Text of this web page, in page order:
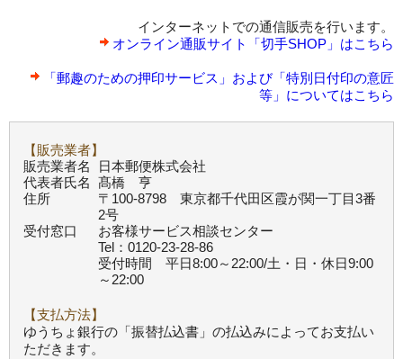
インターネットでの通信販売を行います。
オンライン通販サイト「切手SHOP」はこちら
「郵趣のための押印サービス」および「特別日付印の意匠
等」についてはこちら
【販売業者】
販売業者名
日本郵便株式会社
代表者氏名 髙橋 亨
住所
〒100-8798 東京都千代田区霞が関一丁目3番
2号
受付窓口
お客様サービス相談センター
Tel：0120-23-28-86
受付時間 平日8:00～22:00/土・日・休日9:00
～22:00
【支払方法】
ゆうちょ銀行の「振替払込書」の払込みによってお支払い
ただきます。